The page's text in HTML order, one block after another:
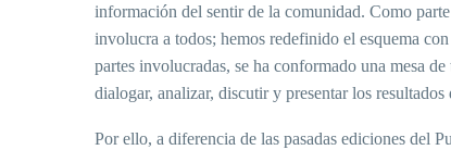
información del sentir de la comunidad. Como
involucra a todos; hemos redefinido el esquema
partes involucradas, se ha conformado una mesa
dialogar, analizar, discutir y presentar los resultados
Por ello, a diferencia de las pasadas ediciones del